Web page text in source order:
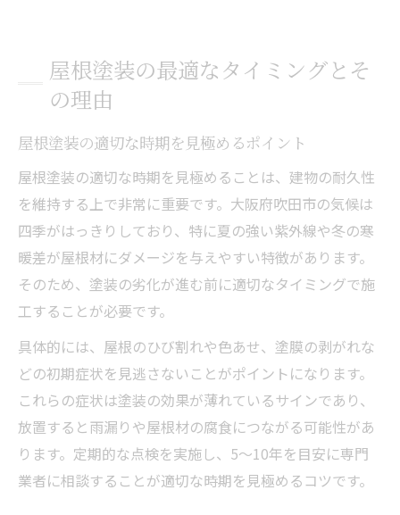
屋根塗装の最適なタイミングとそ
の理由
屋根塗装の適切な時期を見極めるポイント
屋根塗装の適切な時期を見極めることは、建物の耐久性
を維持する上で非常に重要です。大阪府吹田市の気候は
四季がはっきりしており、特に夏の強い紫外線や冬の寒
暖差が屋根材にダメージを与えやすい特徴があります。
そのため、塗装の劣化が進む前に適切なタイミングで施
工することが必要です。
具体的には、屋根のひび割れや色あせ、塗膜の剥がれな
どの初期症状を見逃さないことがポイントになります。
これらの症状は塗装の効果が薄れているサインであり、
放置すると雨漏りや屋根材の腐食につながる可能性があ
ります。定期的な点検を実施し、5〜10年を目安に専門
業者に相談することが適切な時期を見極めるコツです。